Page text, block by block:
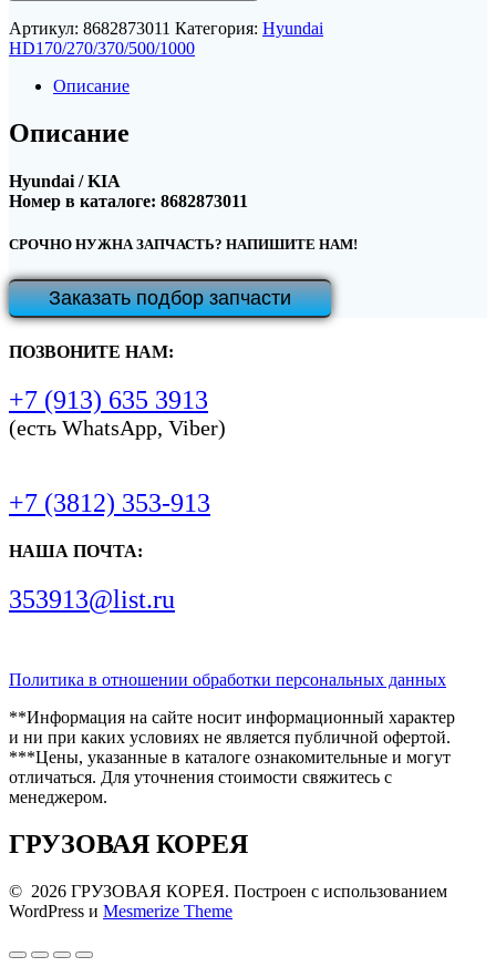
Артикул: 8682873011 Категория: Hyundai
HD170/270/370/500/1000
Описание
Описание
Hyundai / KIA
Номер в каталоге: 8682873011
СРОЧНО НУЖНА ЗАПЧАСТЬ? НАПИШИТЕ НАМ!
Заказать подбор запчасти
ПОЗВОНИТЕ НАМ:
+7 (913) 635 3913
(есть WhatsApp, Viber)
+7 (3812) 353-913
НАША ПОЧТА:
353913@list.ru
Политика в отношении обработки персональных данных
**Информация на сайте носит информационный характер
и ни при каких условиях не является публичной офертой.
***Цены, указанные в каталоге ознакомительные и могут
отличаться. Для уточнения стоимости свяжитесь с
менеджером.
ГРУЗОВАЯ КОРЕЯ
© 2026 ГРУЗОВАЯ КОРЕЯ. Построен с использованием
WordPress и Mesmerize Theme